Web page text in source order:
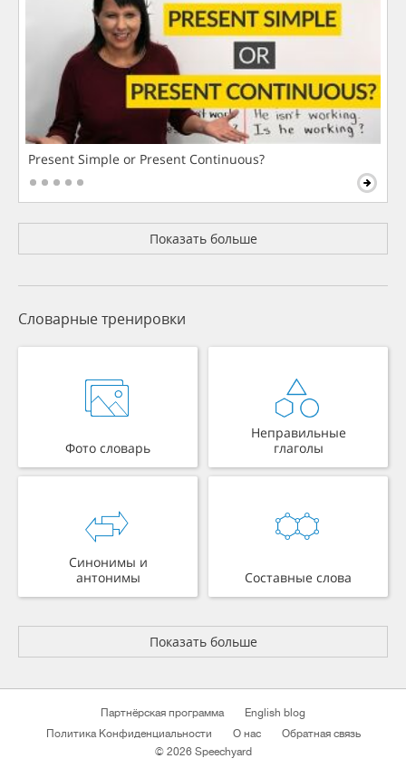
Present Simple or Present Continuous?
Показать больше
Словарные тренировки
Фото словарь
Неправильные
глаголы
Синонимы и
антонимы
Составные слова
Показать больше
Партнёрская программа
English blog
Политика Конфиденциальности
О нас
Обратная связь
© 2026 Speechyard